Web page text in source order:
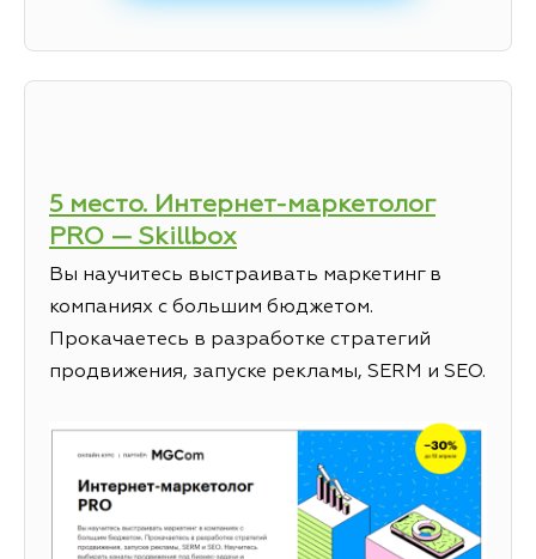
5 место. Интернет-маркетолог
PRO — Skillbox
Вы научитесь выстраивать маркетинг в
компаниях с большим бюджетом.
Прокачаетесь в разработке стратегий
продвижения, запуске рекламы, SERM и SEO.